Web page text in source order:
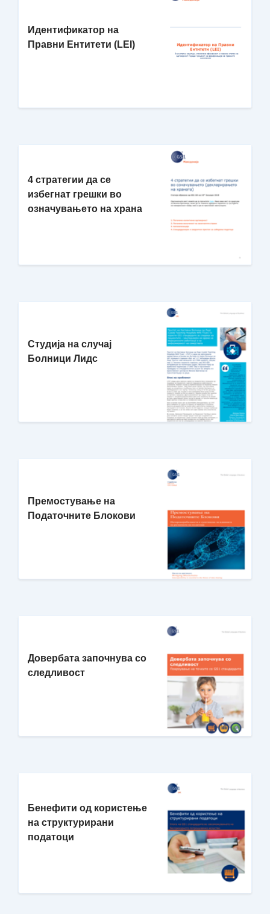
Идентификатор на
Правни Ентитети (LEI)
4 стратегии да се
избегнат грешки во
означувањето на храна
Студија на случај
Болници Лидс
Премостување на
Податочните Блокови
Довербата започнува со
следливост
Бенефити од користење
на структурирани
податоци